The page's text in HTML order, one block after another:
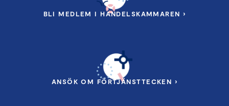
BLI MEDLEM I HANDELSKAMMAREN ›
ANSÖK OM FÖRTJÄNSTTECKEN ›